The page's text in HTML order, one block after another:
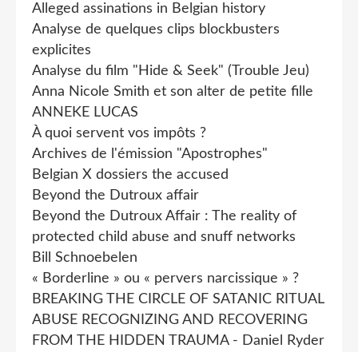
Alleged assinations in Belgian history
Analyse de quelques clips blockbusters
explicites
Analyse du film "Hide & Seek" (Trouble Jeu)
Anna Nicole Smith et son alter de petite fille
ANNEKE LUCAS
À quoi servent vos impôts ?
Archives de l'émission "Apostrophes"
Belgian X dossiers the accused
Beyond the Dutroux affair
Beyond the Dutroux Affair : The reality of
protected child abuse and snuff networks
Bill Schnoebelen
« Borderline » ou « pervers narcissique » ?
BREAKING THE CIRCLE OF SATANIC RITUAL
ABUSE RECOGNIZING AND RECOVERING
FROM THE HIDDEN TRAUMA - Daniel Ryder